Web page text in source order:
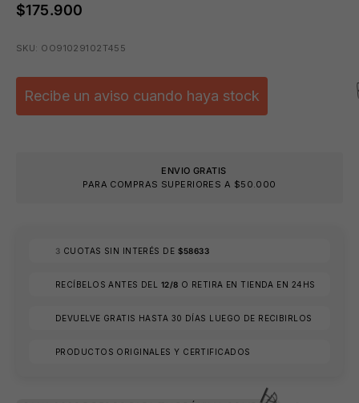
$175.900
SKU: OO91029102T455
Recibe un aviso cuando haya stock
ENVIO GRATIS
PARA COMPRAS SUPERIORES A $50.000
3 CUOTAS SIN INTERÉS DE $58633
RECÍBELOS ANTES DEL 12/8 O RETIRA EN TIENDA EN 24HS
DEVUELVE GRATIS HASTA 30 DÍAS LUEGO DE RECIBIRLOS
PRODUCTOS ORIGINALES Y CERTIFICADOS